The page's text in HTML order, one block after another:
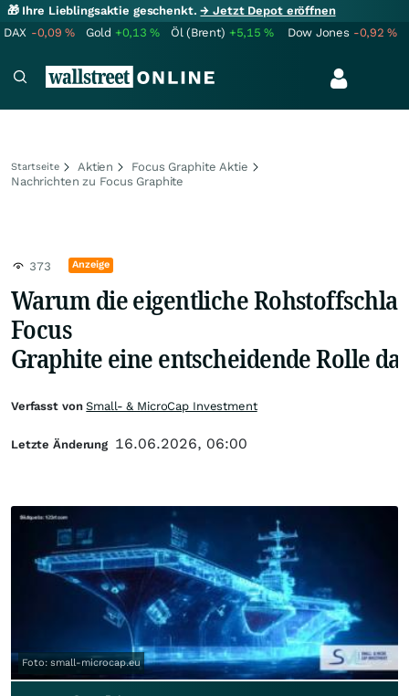
🎁 Ihre Lieblingsaktie geschenkt.→ Jetzt Depot eröffnen
DAX -0,09% Gold +0,13% Öl (Brent) +5,15% Dow Jones -0,92%
Startseite Aktien
Focus Graphite Aktie
Nachrichten zu Focus Graphite
373 Anzeige
Warum die eigentliche
Focus
Graphite eine entscheidende Rolle
Foto: small-microcap.eu
Verfasst vonSmall- & MicroCap Investment
Letzte Änderung 16.06.2026, 06:00